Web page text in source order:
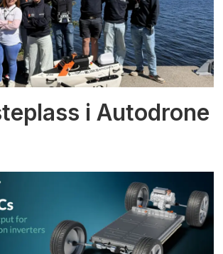
i Autodrone